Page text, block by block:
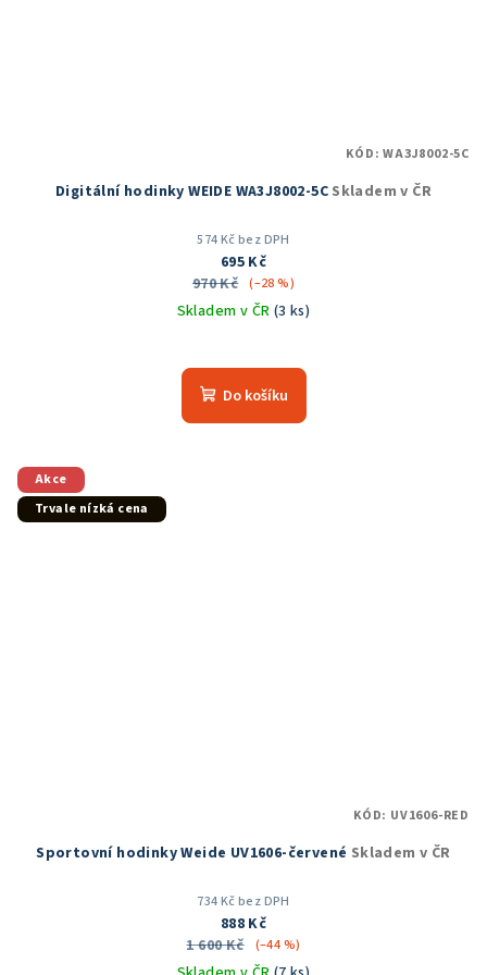
Digitální hodinky WEIDE WA3J8002-5C Skladem v ČR
574 Kč bez DPH
695 Kč
970 Kč (–28 %)
Skladem v ČR (3 ks)
hodnocení
produktu
Do košíku
KÓD:WA3J8002-5C
Akce
Trvale nízká cena
Sportovní hodinky Weide UV1606-červené Skladem v ČR
734 Kč bez DPH
888 Kč
1 600 Kč
(–44 %)
KÓD: UV1606-RED